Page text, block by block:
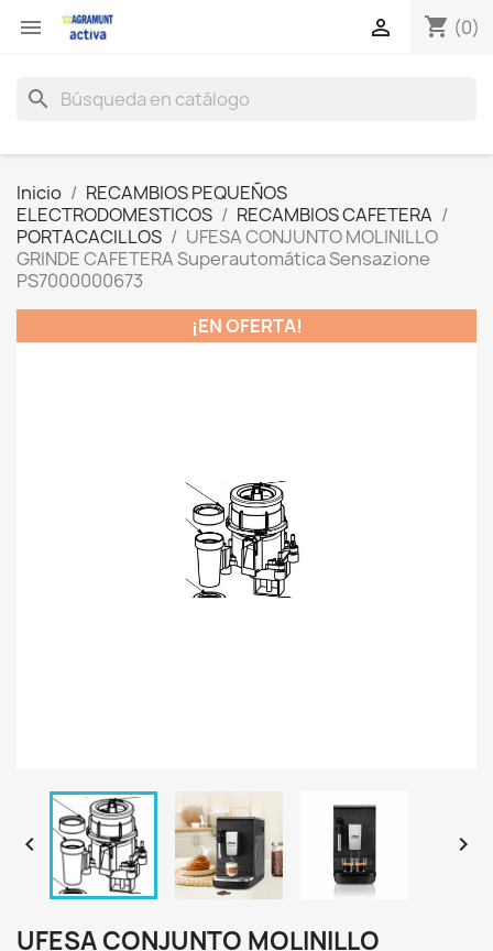
 shopping_cart (0)

search
Inicio
RECAMBIOS PEQUEÑOS
ELECTRODOMESTICOS
RECAMBIOS CAFETERA
PORTACACILLOS
UFESA CONJUNTO MOLINILLO
GRINDE CAFETERA Superautomática Sensazione
PS7000000673
¡EN OFERTA!
 
UFESA CONJUNTO MOLINILLO